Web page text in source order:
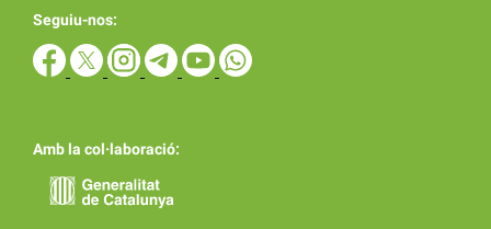
Seguiu-nos:
Amb la col·laboració: